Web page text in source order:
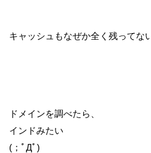
キャッシュもなぜか全く残ってない
ドメインを調べたら、
インドみたい
(；ﾟДﾟ)